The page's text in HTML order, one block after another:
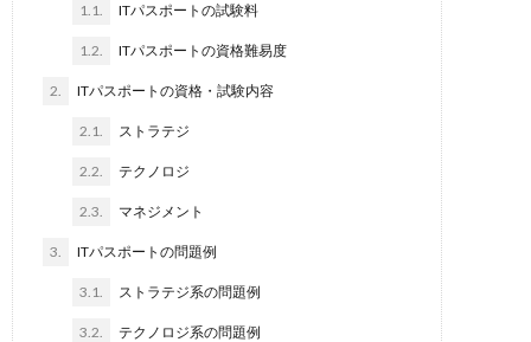
1.1. ITパスポートの試験料
1.2. ITパスポートの資格難易度
2. ITパスポートの資格・試験内容
2.1. ストラテジ
2.2. テクノロジ
2.3. マネジメント
3. ITパスポートの問題例
3.1. ストラテジ系の問題例
3.2. テクノロジ系の問題例